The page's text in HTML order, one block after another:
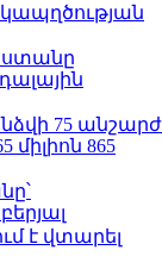
75 անշարժ
միլիոն 865
է վտարել